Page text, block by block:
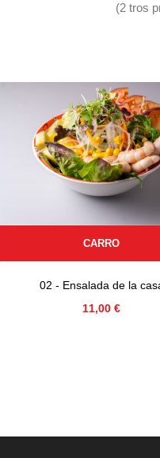
(2 tros
CARRO
02 - Ensalada de la
Precio
11,00 €